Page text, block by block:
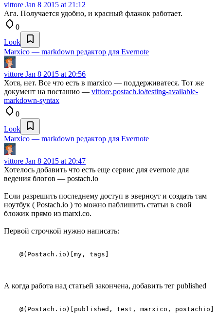
vittore Jan 8 2015 at 21:12
Ага. Получается удобно, и красный флажок работает.
0
Look
Marxico — markdown редактор для Evernote
vittore Jan 8 2015 at 20:56
Хотя, нет. Все что есть в marxico — поддерживатеся. Тот же
документ на посташио — vittore.postach.io/testing-available-
markdown-syntax
0
Look
Marxico — markdown редактор для Evernote
vittore Jan 8 2015 at 20:47
Хотелось добавить что есть еще сервис для evernote для
ведения блогов — postach.io
Если разрешить последнему доступ в эверноут и создать там
ноутбук ( Postach.io ) то можно паблишить статьи в свой
бложик прямо из marxi.co.
Первой строчкой нужно написать:
А когда работа над статьей закончена, добавить тег published